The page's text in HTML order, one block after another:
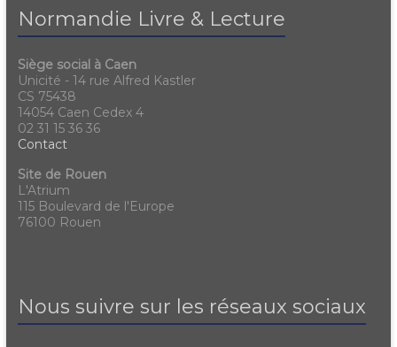
Normandie Livre & Lecture
Siège social à Caen
Unicité - 14 rue Alfred Kastler
CS 75438
14054 Caen Cedex 4
02 31 15 36 36
Contact
Site de Rouen
L'Atrium
115 Boulevard de l'Europe
76100 Rouen
Nous suivre sur les réseaux sociaux